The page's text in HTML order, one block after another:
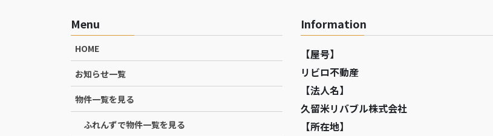
Menu
HOME
お知らせ一覧
物件一覧を見る
ふれんずで物件一覧を見る
Information
【屋号】
リビロ不動産
【法人名】
久留米リバブル株式会社
【所在地】